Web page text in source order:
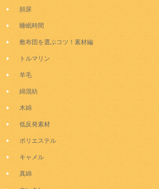
頻尿
睡眠時間
敷布団を選ぶコツ！素材編
トルマリン
羊毛
綿混紡
木綿
低反発素材
ポリエステル
キャメル
真綿